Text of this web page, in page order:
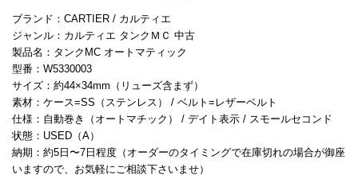
ブランド：CARTIER / カルティエ
ジャンル：カルティエ タンクＭＣ 中古
製品名：タンクMC オートマティック
型番：W5330003
サイズ：約44×34mm（リューズ含まず）
素材：ケース=SS（ステンレス） / ベルト=レザーベルト
仕様：自動巻き（オートマチック） / デイト表示 / スモールセコンド
状態：USED（A）
納期：約5日〜7日程度（オーダーのタイミングで在庫切れの場合が御座
いますので、お気軽にご相談下さいませ）